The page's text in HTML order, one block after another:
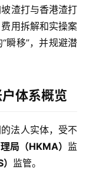
渣打与香港渣打
用拆解和实操案
瞬移”，并规避潜
体系概览
法人实体，受不
局（HKMA）
监
监管。